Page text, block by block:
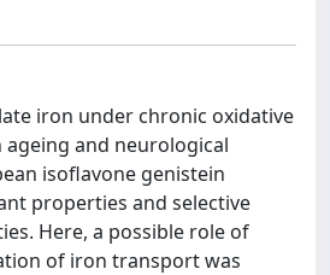
iron under chronic oxidative
and neurological
isoflavone genistein
properties and selective
Here, a possible role of
of iron transport was